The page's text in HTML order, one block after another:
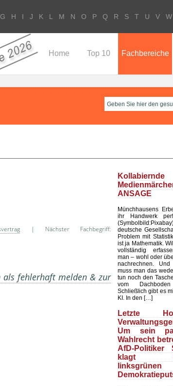
G H I J K L M N O P Q R S T U V W
Home Top 10 Fachbereiche
| Nächster Fachbegriff:
als fehlerhaft melden & zur
Kollabiernde
ANSAGE
Münchhausens
ihr Handwerk
deutsche
Problem mit
ist ja Mathematik.
vollständig
man – wohl oder
nachrechnen. Und
muss man das
tun noch den
vom
Schließlich gibt es
KI. In den […]
Letzte
Um sein
Wahlrecht
AfD-Politiker
klagt
linksgrünen